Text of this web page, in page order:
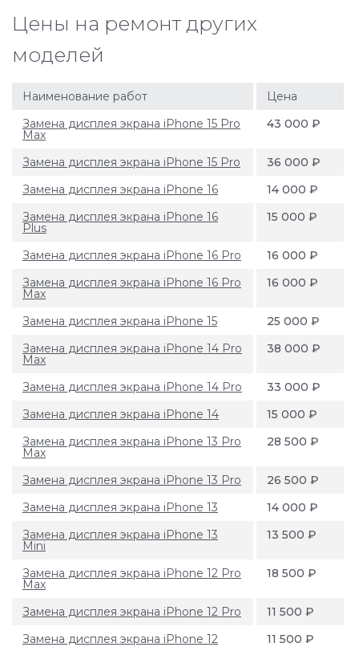
Цены на ремонт других
моделей
Наименование работ
Цена
Замена дисплея экрана iPhone 15 Pro
Max
43 000 ₽
Замена дисплея экрана iPhone 15 Pro
36 000 ₽
Замена дисплея экрана iPhone 16
14 000 ₽
Замена дисплея экрана iPhone 16
Plus
15 000 ₽
Замена дисплея экрана iPhone 16 Pro
16 000 ₽
Замена дисплея экрана iPhone 16 Pro
Max
16 000 ₽
Замена дисплея экрана iPhone 15
25 000 ₽
Замена дисплея экрана iPhone 14 Pro
Max
38 000 ₽
Замена дисплея экрана iPhone 14 Pro
33 000 ₽
Замена дисплея экрана iPhone 14
15 000 ₽
Замена дисплея экрана iPhone 13 Pro
Max
28 500 ₽
Замена дисплея экрана iPhone 13 Pro
26 500 ₽
Замена дисплея экрана iPhone 13
14 000 ₽
Замена дисплея экрана iPhone 13
Mini
13 500 ₽
Замена дисплея экрана iPhone 12 Pro
Max
18 500 ₽
Замена дисплея экрана iPhone 12 Pro
11 500 ₽
Замена дисплея экрана iPhone 12
11 500 ₽